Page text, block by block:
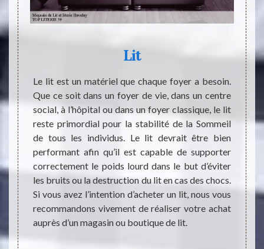
les
cette
fait
Lit
Le lit est un matériel que chaque foyer a besoin.
Que ce soit dans un foyer de vie, dans un centre
social, à l’hôpital ou dans un foyer classique, le lit
reste primordial pour la stabilité de la Sommeil
de tous les individus. Le lit devrait être bien
performant afin qu’il est capable de supporter
correctement le poids lourd dans le but d’éviter
les bruits ou la destruction du lit en cas des chocs.
Si vous avez l’intention d’acheter un lit, nous vous
recommandons vivement de réaliser votre achat
auprès d’un magasin ou boutique de lit.
Le lit
fer.
et
pour